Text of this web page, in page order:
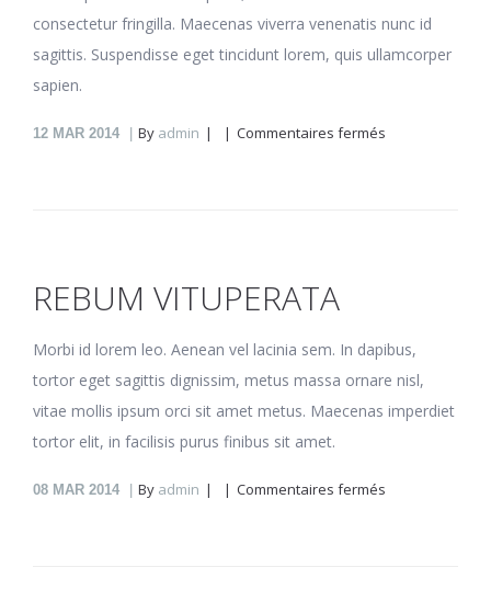
consectetur fringilla. Maecenas viverra venenatis nunc id
sagittis. Suspendisse eget tincidunt lorem, quis ullamcorper
sapien.
12 MAR 2014 By admin Commentaires fermés
REBUM VITUPERATA
Morbi id lorem leo. Aenean vel lacinia sem. In dapibus,
tortor eget sagittis dignissim, metus massa ornare nisl,
vitae mollis ipsum orci sit amet metus. Maecenas imperdiet
tortor elit, in facilisis purus finibus sit amet.
08 MAR 2014 By admin Commentaires fermés